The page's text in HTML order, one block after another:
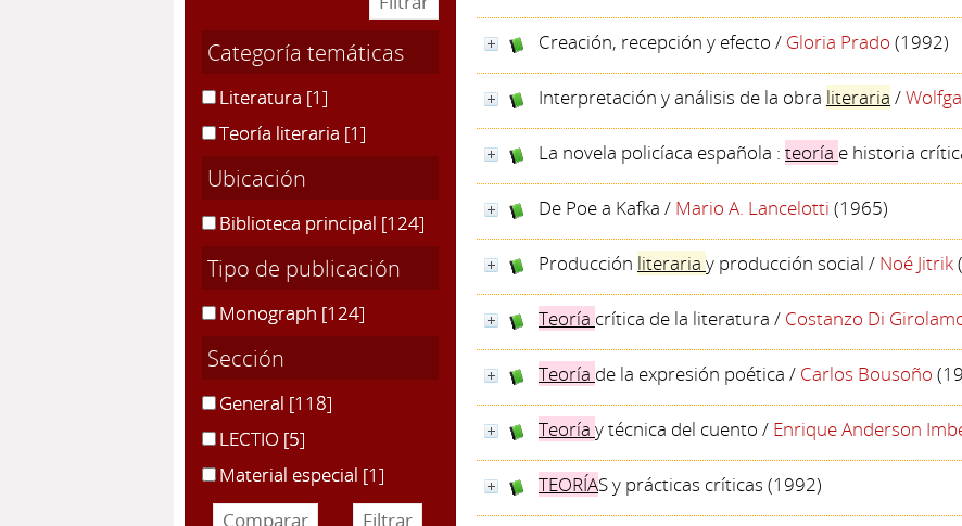
Creación, recepción y efecto / Gloria Prado (1992)
Interpretación y análisis de la obra literaria /
La novela policíaca española : teoría e historia
De Poe a Kafka / Mario A. Lancelotti (1965)
Producción literaria y producción social / Noé Jitrik
Teoría crítica de la literatura / Costanzo Di
Teoría de la expresión poética / Carlos Bousoño
Teoría y técnica del cuento / Enrique Anderson
TEORÍAS y prácticas críticas (1992)
Categoría temáticas
Literatura [1]
Teoría literaria [1]
Ubicación
Biblioteca principal [124]
Tipo de publicación
Monograph [124]
Sección
General [118]
LECTIO [5]
Material especial [1]